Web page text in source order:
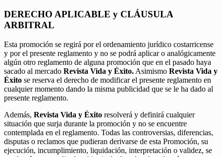
DERECHO APLICABLE y CLÁUSULA
ARBITRAL
Esta promoción se regirá por el ordenamiento jurídico costarricense
y por el presente reglamento y no se podrá aplicar o analógicamente
algún otro reglamento de alguna promoción que en el pasado haya
sacado al mercado Revista Vida y Éxito. Asimismo Revista Vida y
Éxito se reserva el derecho de modificar el presente reglamento en
cualquier momento dando la misma publicidad que se le ha dado al
presente reglamento.
Además, Revista Vida y Éxito resolverá y definirá cualquier
situación que surja durante la promoción y no se encuentre
contemplada en el reglamento. Todas las controversias, diferencias,
disputas o reclamos que pudieran derivarse de esta Promoción, su
ejecución, incumplimiento, liquidación, interpretación o validez, se